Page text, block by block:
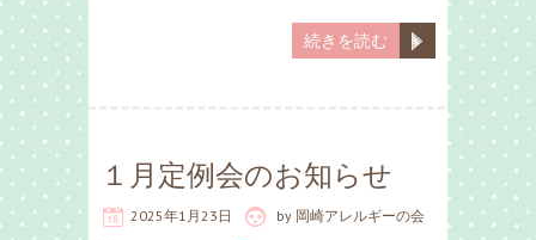
続きを読む
１月定例会のお知らせ
2025年1月23日 by 岡崎アレルギーの会